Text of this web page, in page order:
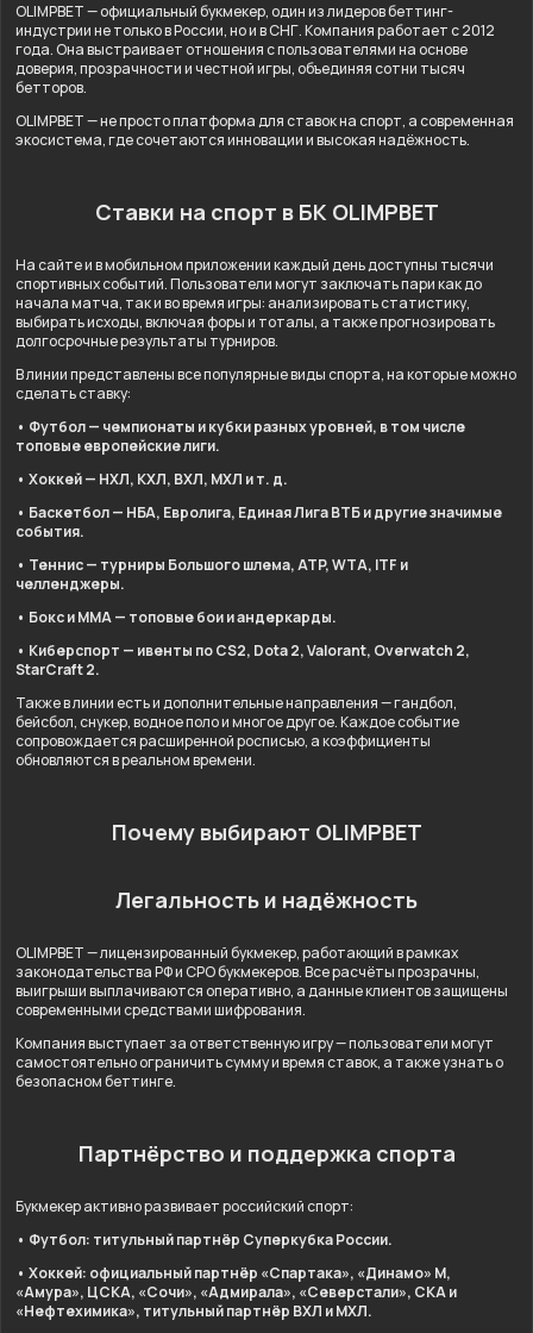
OLIMPBET — официальный букмекер, один из лидеров беттинг-
индустрии не только в России, но и в СНГ. Компания работает с 2012
года. Она выстраивает отношения с пользователями на основе
доверия, прозрачности и честной игры, объединяя сотни тысяч
бетторов.
OLIMPBET — не просто платформа для ставок на спорт, а современная
экосистема, где сочетаются инновации и высокая надёжность.
Ставки на спорт в БК OLIMPBET
На сайте и в мобильном приложении каждый день доступны тысячи
спортивных событий. Пользователи могут заключать пари как до
начала матча, так и во время игры: анализировать статистику,
выбирать исходы, включая форы и тоталы, а также прогнозировать
долгосрочные результаты турниров.
В линии представлены все популярные виды спорта, на которые можно
сделать ставку:
• Футбол — чемпионаты и кубки разных уровней, в том числе
топовые европейские лиги.
• Хоккей — НХЛ, КХЛ, ВХЛ, МХЛ и т. д.
• Баскетбол — НБА, Евролига, Единая Лига ВТБ и другие значимые
события.
• Теннис — турниры Большого шлема, ATP, WTA, ITF и
челленджеры.
• Бокс и ММА — топовые бои и андеркарды.
• Киберспорт — ивенты по CS2, Dota 2, Valorant, Overwatch 2,
StarCraft 2.
Также в линии есть и дополнительные направления — гандбол,
бейсбол, снукер, водное поло и многое другое. Каждое событие
сопровождается расширенной росписью, а коэффициенты
обновляются в реальном времени.
Почему выбирают OLIMPBET
Легальность и надёжность
OLIMPBET — лицензированный букмекер, работающий в рамках
законодательства РФ и СРО букмекеров. Все расчёты прозрачны,
выигрыши выплачиваются оперативно, а данные клиентов защищены
современными средствами шифрования.
Компания выступает за ответственную игру — пользователи могут
самостоятельно ограничить сумму и время ставок, а также узнать о
безопасном беттинге.
Партнёрство и поддержка спорта
Букмекер активно развивает российский спорт:
• Футбол: титульный партнёр Суперкубка России.
• Хоккей: официальный партнёр «Спартака», «Динамо» М,
«Амура», ЦСКА, «Сочи», «Адмирала», «Северстали», СКА и
«Нефтехимика», титульный партнёр ВХЛ и МХЛ.